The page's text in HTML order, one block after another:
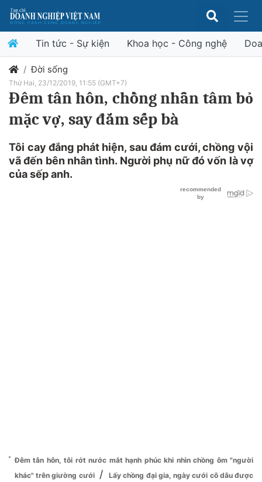
Tin tức - Sự kiện Khoa học - Công nghệ
Đời sống
Thứ Hai, 23/12/2019, 11:55 (GMT+7)
Đêm tân hôn, chồng nhẫn tâm bỏ
mặc vợ, say đắm sếp bà
Tôi cay đắng phát hiện, sau đám cưới, chồng vội
vã đến bên nhân tình. Người phụ nữ đó vốn là vợ
của sếp anh.
Đêm tân hôn, tôi rớt nước mắt hạnh phúc khi nhìn chồng ôm "người
khác" trên giường cưới /
Lấy chồng đại gia, ngày cưới cô dâu được